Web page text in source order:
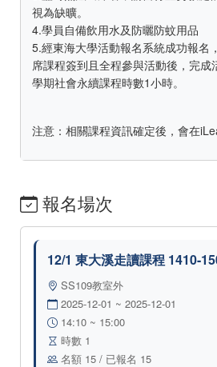
視為缺曠。
4.學員自備飲用水及防曬防蚊用品
5.經東海大學活動報名系統成功報名
席課程簽到且全程參與活動後，完成
學期社會永續課程時數1小時。
注意：相關課程資訊確定後，會在
報名場次
12/1 東大溪走讀課程 1410-
SS109教室外
2025-12-01 ~ 2025-12-01
14:10 ~ 15:00
時數 1
名額 15 / 已報名 15